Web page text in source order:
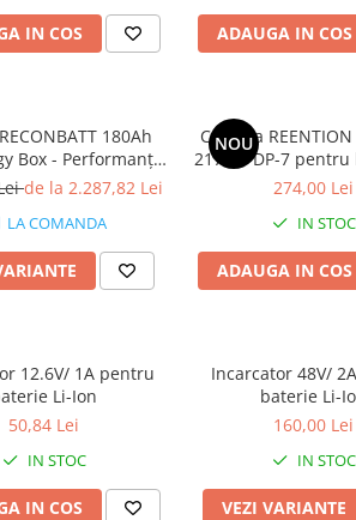
IN COS ADAUGA IN COS
180Ah
Box - Performanță
pentru Bărci,
de la 2.287,82 Lei
LA COMANDA
NOU
Carcasa
2170-7 DP-7 pentru
bike 36V / 48V /
274,00 Lei
IN STOC
ADAUGA IN COS
12.6V/ 1A pentru
Li-Ion
50,84 Lei
IN STOC
IN COS
Incarcator 48V/
baterie Li-
160,00 Lei
IN STOC
VEZI VARIANTE